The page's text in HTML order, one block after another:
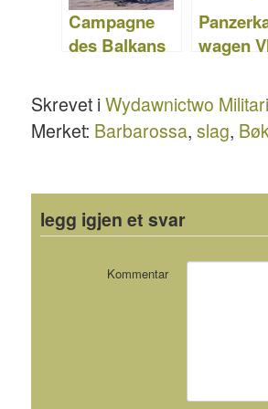
Campagne
des Balkans
Wydawnictw
o Militaria 143
wagen
o
Skrevet iWydawnictwo
Merket: Barbarossa, slag,
legg igjen et svar
Kommentar